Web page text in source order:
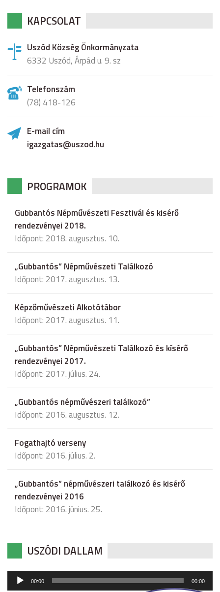
KAPCSOLAT
Uszód Község Önkormányzata
6332 Uszód, Árpád u. 9. sz
Telefonszám
(78) 418-126
E-mail cím
igazgatas@uszod.hu
PROGRAMOK
Gubbantós Népművészeti Fesztivál és kisérő
rendezvényei 2018.
Időpont: 2018. augusztus. 10.
„Gubbantós” Népművészeti Találkozó
Időpont: 2017. augusztus. 13.
Képzőművészeti Alkotótábor
Időpont: 2017. augusztus. 11.
„Gubbantós” Népművészeti Találkozó és kísérő
rendezvényei 2017.
Időpont: 2017. július. 24.
„Gubbantós népművészeri találkozó”
Időpont: 2016. augusztus. 12.
Fogathajtó verseny
Időpont: 2016. július. 2.
„Gubbantós” népművészeri találkozó és kisérő
rendezvényei 2016
Időpont: 2016. június. 25.
USZÓDI DALLAM
Audió
00:00 00:00